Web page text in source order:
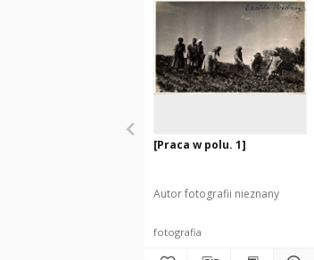
[Praca w polu. 1]
Autor fotografii nieznany
fotografia